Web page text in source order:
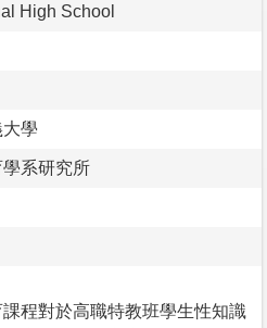
High School
學
系研究所
程對於高職特教班學生性知識